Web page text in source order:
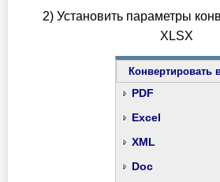
2) Установить параметры
XLSX
Конвертировать
PDF
Excel
XML
Doc